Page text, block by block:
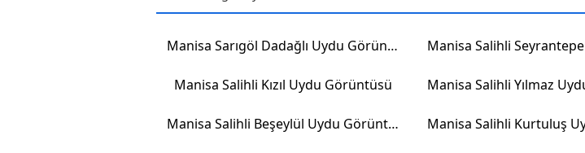
Manisa Sarıgöl Dadağlı Uydu Görüntüsü
Manisa Salihli Kızıl Uydu Görüntüsü
Manisa Salihli Beşeylül Uydu Görüntüsü